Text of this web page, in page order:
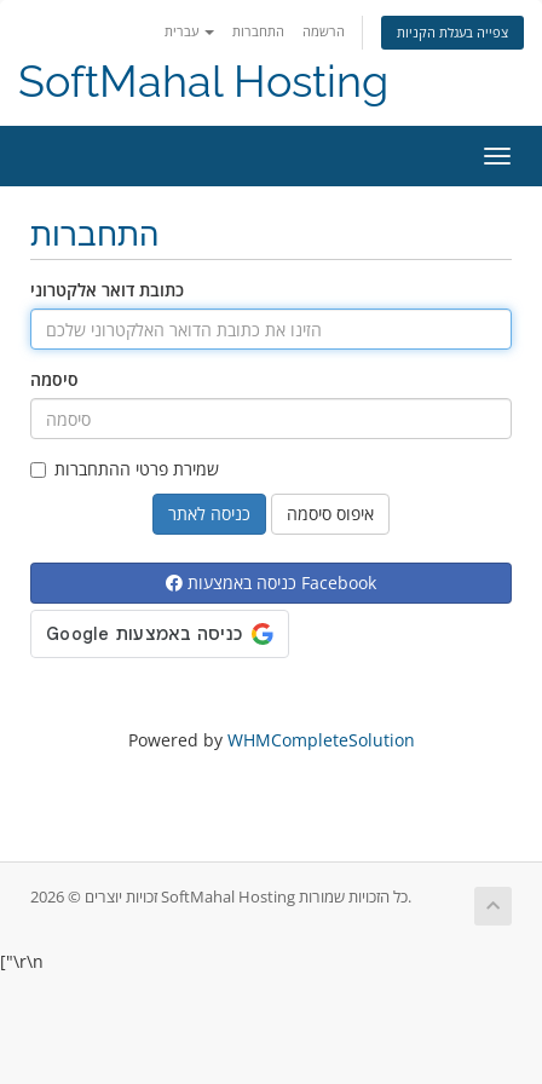
התחברות הרשמה צפייה בעגלת הקניות
SoftMahal Hosting
ניווט
התחברות
כתובת דואר אלקטרוני
סיסמה
שמירת פרטי ההתחברות
איפוס סיסמה
כניסה באמצעות Facebook
Powered by WHMCompleteSolution
זכויות יוצרים © 2026 SoftMahal Hosting כל הזכויות שמורות.
["\r\n